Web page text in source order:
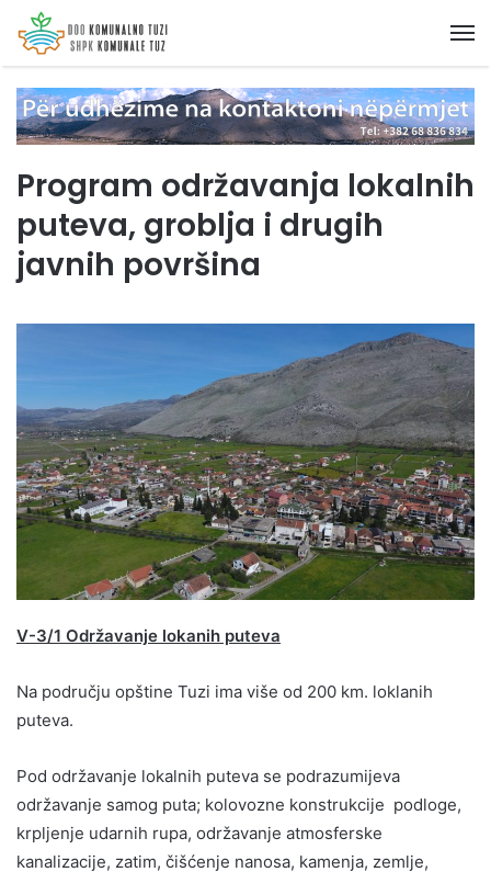
Program održavanja lokalnih
puteva, groblja i drugih
javnih površina
V-3/1 Održavanje lokanih puteva
Na području opštine Tuzi ima više od 200 km. loklanih
puteva.
Pod održavanje lokalnih puteva se podrazumijeva
održavanje samog puta; kolovozne konstrukcije podloge,
krpljenje udarnih rupa, održavanje atmosferske
kanalizacije, zatim, čišćenje nanosa, kamenja, zemlje,